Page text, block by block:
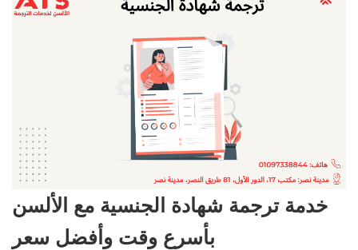
خدمة ترجمة شهادة الجنسية مع الألسن
بأسرع وقت وأفضل سعر